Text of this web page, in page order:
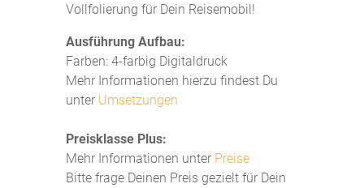
Vollfolierung für Dein Reisemobil!
Ausführung Aufbau:
Farben: 4-farbig Digitaldruck
Mehr Informationen hierzu findest Du
unter Umsetzungen
Preisklasse Plus:
Mehr Informationen unter Preise
Bitte frage Deinen Preis gezielt für Dein